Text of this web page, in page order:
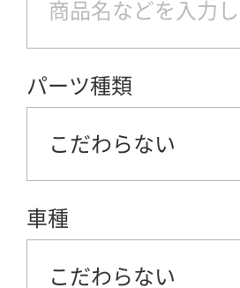
パーツ種類
こだわらない
車種
こだわらない